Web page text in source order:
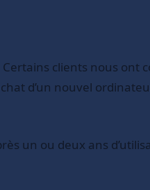
clients nous ont
d’un nouvel
un ou deux ans